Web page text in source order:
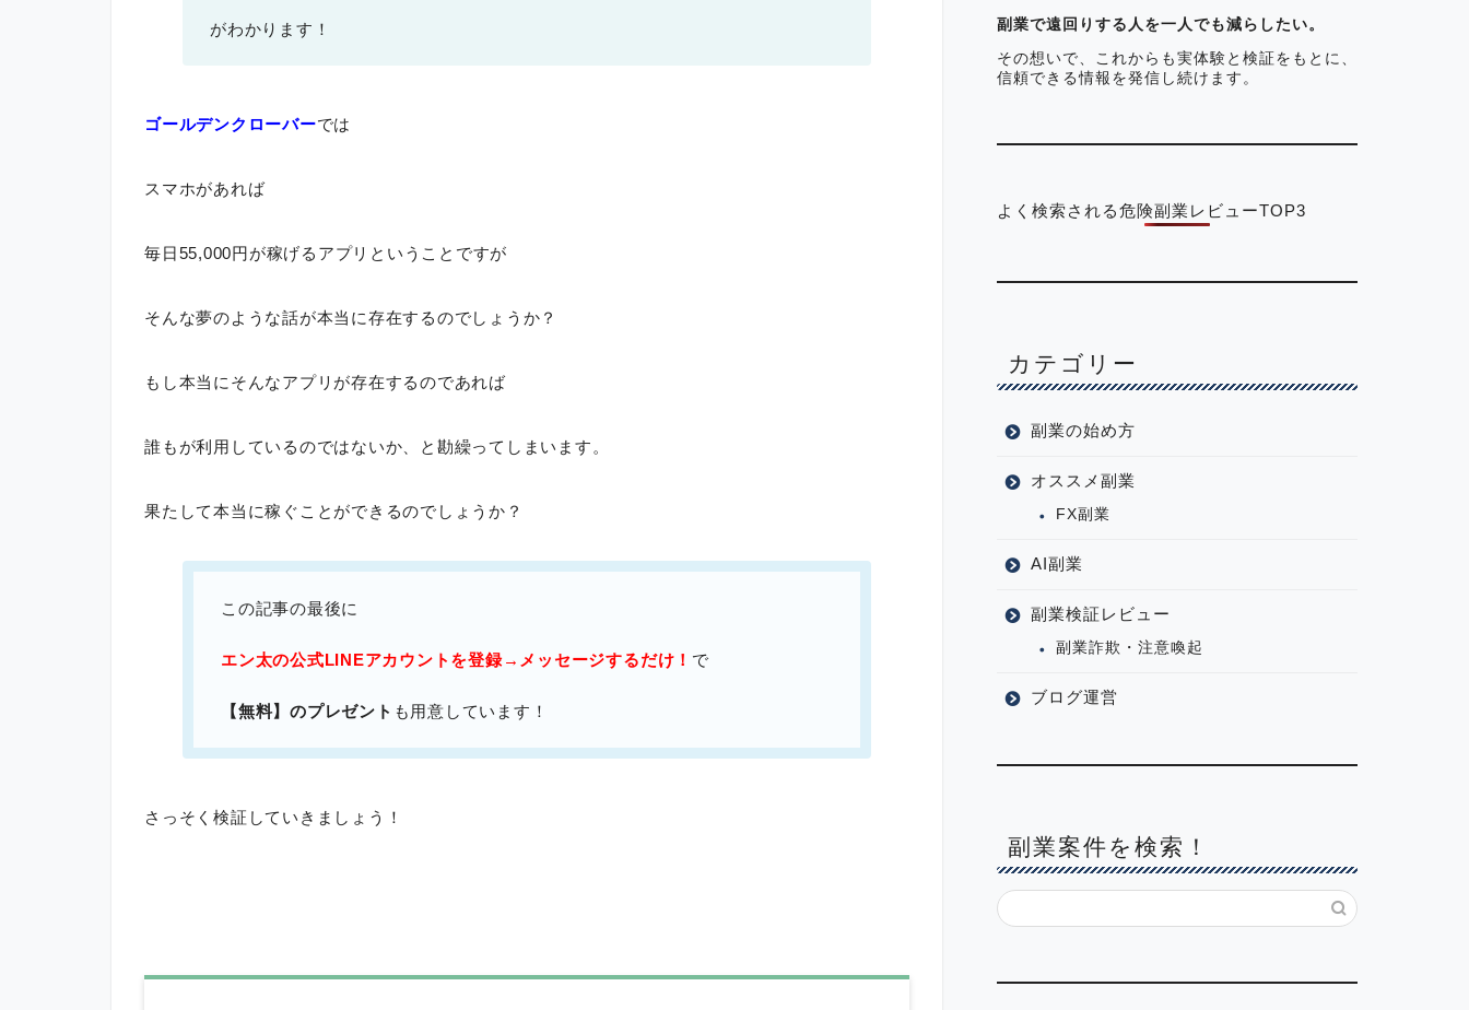
がわかります！
ゴールデンクローバーでは
スマホがあれば
毎日55,000円が稼げるアプリということですが
そんな夢のような話が本当に存在するのでしょうか？
もし本当にそんなアプリが存在するのであれば
誰もが利用しているのではないか、と勘繰ってしまいます。
果たして本当に稼ぐことができるのでしょうか？
この記事の最後に
エン太の公式LINEアカウントを登録→メッセージするだけ！ で
【無料】のプレゼント も用意しています！
さっそく検証していきましょう！
副業で遠回りする人を一人でも減らしたい。
その想いで、これからも実体験と検証をもとに、
信頼できる情報を発信し続けます。
よく検索される危険副業レビューTOP3
カテゴリー
副業の始め方
オススメ副業
FX副業
AI副業
副業検証レビュー
副業詐欺・注意喚起
ブログ運営
副業案件を検索！